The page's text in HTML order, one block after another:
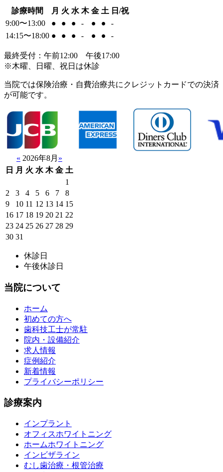
診療時間 月 火 水 木 金 土 日/祝
9:00〜13:00
● ● ● - ● ●
-
14:15〜18:00 ● ● ● - ● ● -
最終受付：午前12:00 午後17:00
※木曜、日曜、祝日は休診
当院では保険治療・自費治療共にクレジットカードでの決済
が可能です。
« 2026年8月 »
日
月 火 水 木 金 土
1
2
3 4 5 6 7
8
9
10 11 12 13 14 15
16 17 18 19 20 21 22
23 24 25 26 27 28 29
30 31
休診日
午後休診日
当院について
ホーム
初めての方へ
歯科技工士が常駐
院内・設備紹介
求人情報
症例紹介
新着情報
プライバシーポリシー
診療案内
インプラント
オフィスホワイトニング
ホームホワイトニング
インビザライン
むし歯治療・根管治療